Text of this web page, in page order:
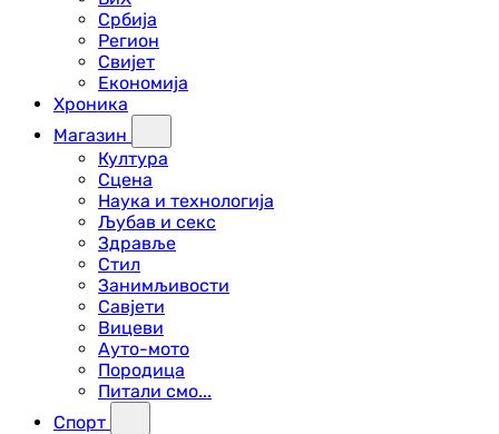
Србија
Регион
Свијет
Економија
Хроника
Магазин
Култура
Сцена
Наука и технологија
Љубав и секс
Здравље
Стил
Занимљивости
Савјети
Вицеви
Ауто-мото
Породица
Питали смо...
Спорт